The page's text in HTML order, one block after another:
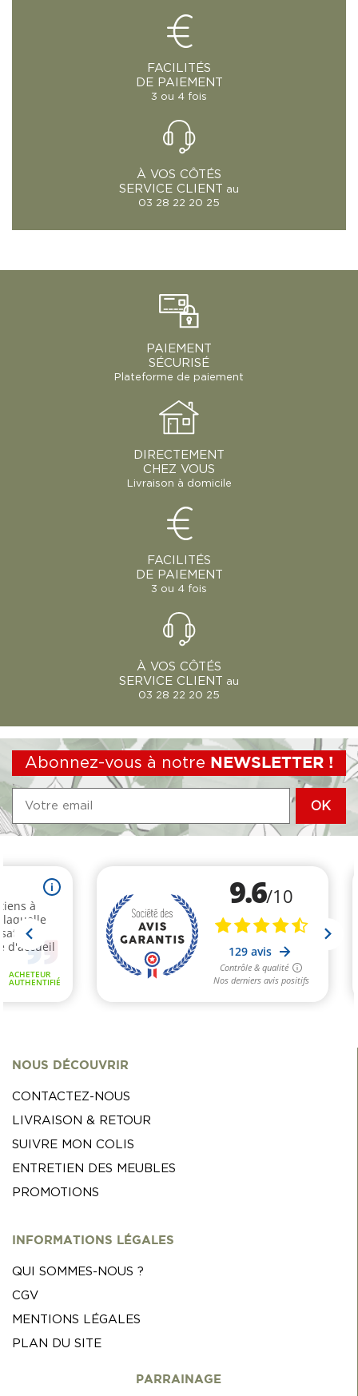
FACILITÉS
DE PAIEMENT
3 ou 4 fois
À VOS CÔTÉS
SERVICE CLIENT
au
03 28 22 20 25
PAIEMENT
SÉCURISÉ
Plateforme de paiement
DIRECTEMENT
CHEZ VOUS
Livraison à domicile
FACILITÉS
DE PAIEMENT
3 ou 4 fois
À VOS CÔTÉS
SERVICE CLIENT
au
03 28 22 20 25
Abonnez-vous à notre NEWSLETTER !
NOUS DÉCOUVRIR
CONTACTEZ-NOUS
LIVRAISON & RETOUR
SUIVRE MON COLIS
ENTRETIEN DES MEUBLES
PROMOTIONS
INFORMATIONS LÉGALES
QUI SOMMES-NOUS ?
CGV
MENTIONS LÉGALES
PLAN DU SITE
PARRAINAGE